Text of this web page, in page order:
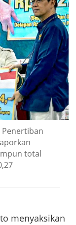
Penertiban
total
menyaksikan